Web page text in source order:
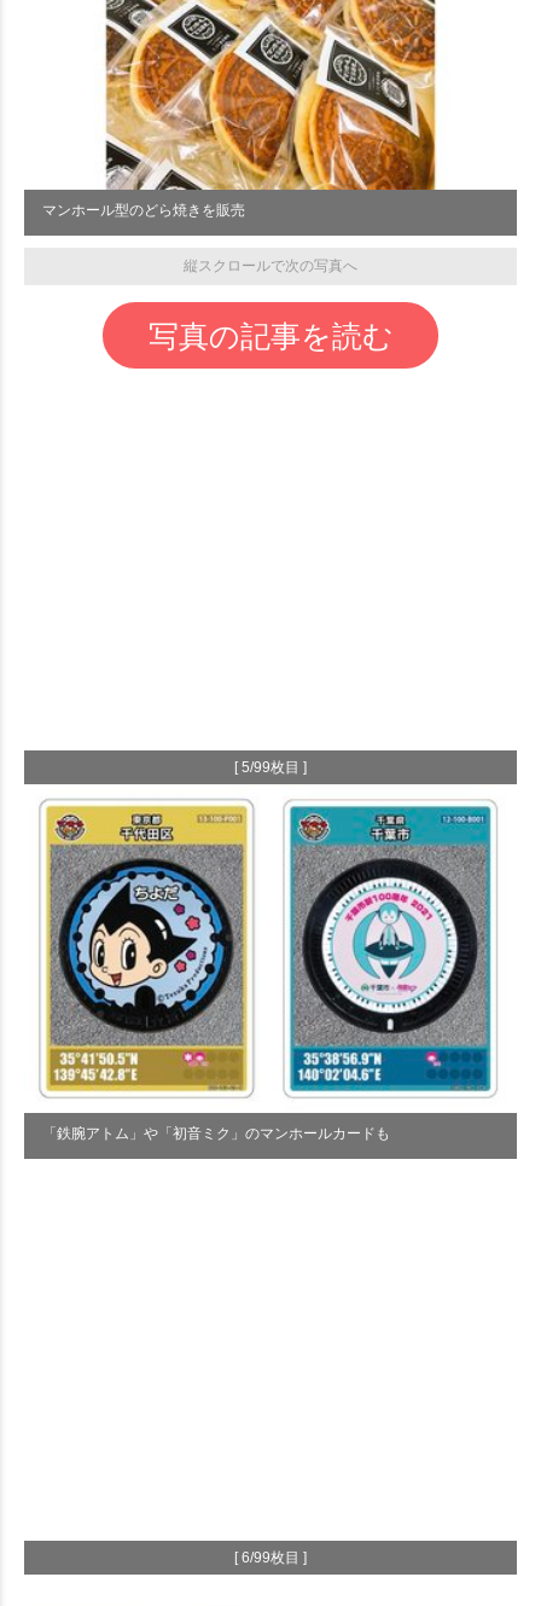
マンホール型のどら焼きを販売
縦スクロールで次の写真へ
写真の記事を読む
[ 5/99枚目 ]
「鉄腕アトム」や「初音ミク」のマンホールカードも
[ 6/99枚目 ]